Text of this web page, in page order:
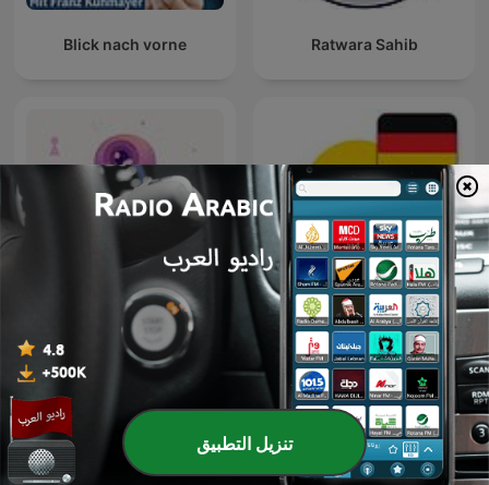
Ratwara Sahib
Blick nach vorne
9Natree Germany نوابغ العمل
تنزيل التطبيق